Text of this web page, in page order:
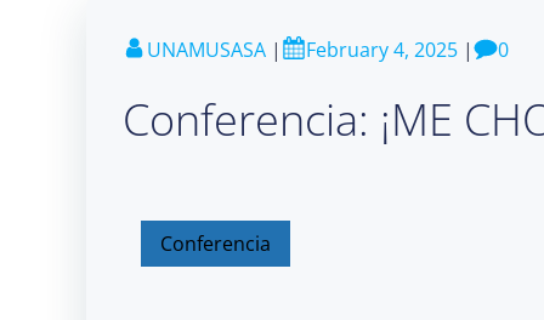
UNAMUSASA | February 4, 2025 | 0
Conferencia: ¡ME
Conferencia